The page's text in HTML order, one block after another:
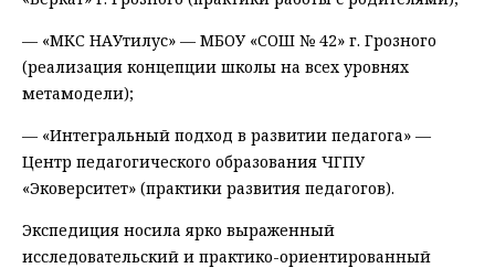
— «МКС НАУтилус» — МБОУ «СОШ № 42» г. Грозного
(реализация концепции школы на всех уровнях
метамодели);
— «Интегральный подход в развитии педагога» —
Центр педагогического образования ЧГПУ
«Эковерситет» (практики развития педагогов).
Экспедиция носила ярко выраженный
исследовательский и практико-ориентированный